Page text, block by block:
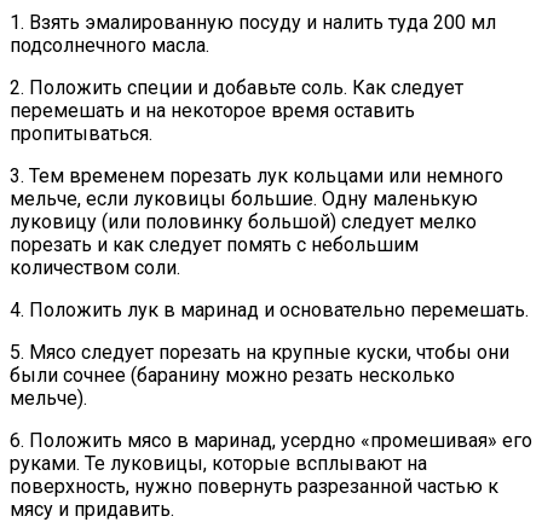
1. Взять эмалированную посуду и налить туда 200 мл
подсолнечного масла.
2. Положить специи и добавьте соль. Как следует
перемешать и на некоторое время оставить
пропитываться.
3. Тем временем порезать лук кольцами или немного
мельче, если луковицы большие. Одну маленькую
луковицу (или половинку большой) следует мелко
порезать и как следует помять с небольшим
количеством соли.
4. Положить лук в маринад и основательно перемешать.
5. Мясо следует порезать на крупные куски, чтобы они
были сочнее (баранину можно резать несколько
мельче).
6. Положить мясо в маринад, усердно «промешивая» его
руками. Те луковицы, которые всплывают на
поверхность, нужно повернуть разрезанной частью к
мясу и придавить.